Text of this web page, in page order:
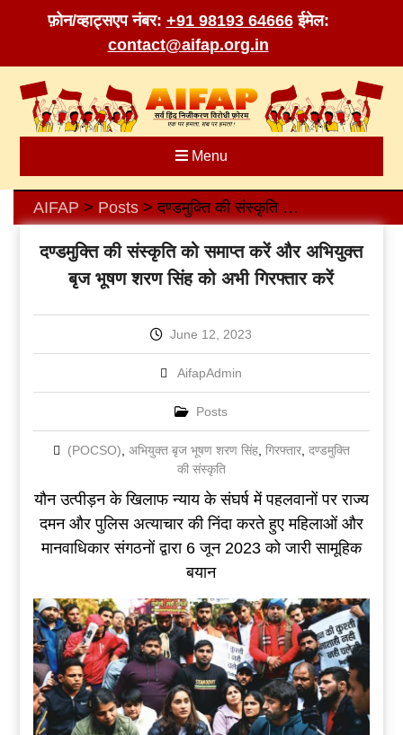
फ़ोन/व्हाट्सएप नंबर: +91 98193 64666 ईमेल:
contact@aifap.org.in
content
Menu
AIFAP > Posts> दण्डमुक्ति की संस्कृति को समाप्त करें और अभियुक्त बृज भूषण शरण सिंह को अभी गिरफ्तार करें
दण्डमुक्ति की संस्कृति को समाप्त करें और अभियुक्त
बृज भूषण शरण सिंह को अभी गिरफ्तार करें
June 12, 2023
AifapAdmin
Posts
(POCSO), अभियुक्त बृज भूषण शरण सिंह, गिरफ्तार, दण्डमुक्ति
की संस्कृति
यौन उत्पीड़न के खिलाफ न्याय के संघर्ष में पहलवानों पर राज्य
दमन और पुलिस अत्याचार की निंदा करते हुए महिलाओं और
मानवाधिकार संगठनों द्वारा 6 जून 2023 को जारी सामूहिक
बयान